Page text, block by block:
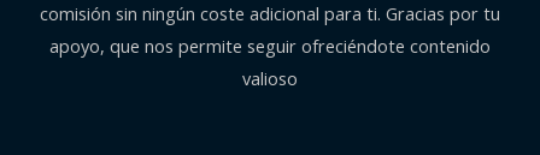
comisión sin ningún coste adicional para ti. Gracias por tu
apoyo, que nos permite seguir ofreciéndote contenido
valioso